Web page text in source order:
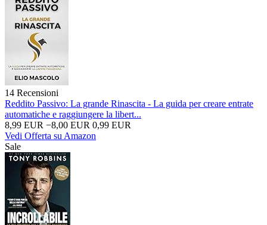
14 Recensioni
Reddito Passivo: La grande Rinascita - La guida per creare entrate
automatiche e raggiungere la libert...
8,99 EUR −8,00 EUR 0,99 EUR
Vedi Offerta su Amazon
Sale